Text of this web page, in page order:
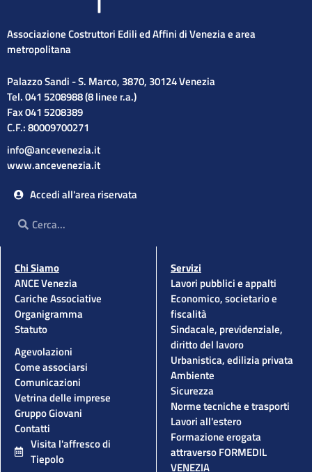
Associazione Costruttori Edili ed Affini di Venezia e area
metropolitana
Palazzo Sandi - S. Marco, 3870, 30124 Venezia
Tel. 041 5208988 (8 linee r.a.)
Fax 041 5208389
C.F.: 80009700271
info@ancevenezia.it
www.ancevenezia.it
Accedi all'area riservata
Cerca
Chi Siamo
ANCE Venezia
Cariche Associative
Organigramma
Statuto
Agevolazioni
Come associarsi
Comunicazioni
Vetrina delle imprese
Gruppo Giovani
Contatti
Visita l'affresco di
Tiepolo
Servizi
Lavori pubblici e appalti
Economico, societario e
fiscalità
Sindacale, previdenziale,
diritto del lavoro
Urbanistica, edilizia privata
Ambiente
Sicurezza
Norme tecniche e trasporti
Lavori all'estero
Formazione erogata
attraverso FORMEDIL
VENEZIA